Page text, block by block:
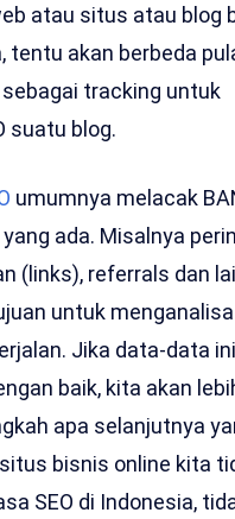
atau situs atau blog
tentu akan berbeda
tracking untuk
suatu blog.
umumnya melacak
ada. Misalnya
(links), referrals dan
untuk
Jika data-data ini
baik, kita akan
apa selanjutnya
bisnis online kita
SEO di Indonesia,